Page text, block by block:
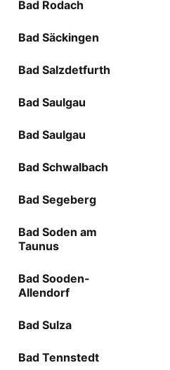
Bad Rodach
Bad Säckingen
Bad Salzdetfurth
Bad Saulgau
Bad Saulgau
Bad Schwalbach
Bad Segeberg
Bad Soden am
Taunus
Bad Sooden-
Allendorf
Bad Sulza
Bad Tennstedt